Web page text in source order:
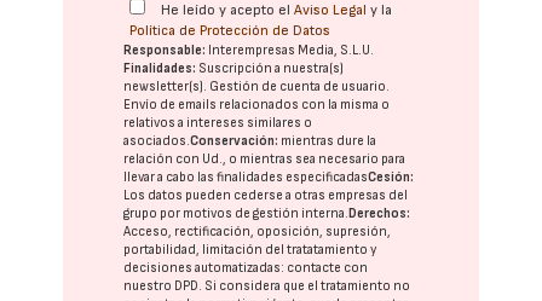
He leído y acepto elAviso Legal y la
Política de Protección de Datos
Responsable: Interempresas Media, S.L.U.
Finalidades: Suscripción a nuestra(s)
newsletter(s). Gestión de cuenta de usuario.
Envío de emails relacionados con la misma o
relativos a intereses similares o
asociados.Conservación: mientras dure la
relación con Ud., o mientras sea necesario para
llevar a cabo las finalidades especificadasCesión:
Los datos pueden cederse a otras empresas del
grupo por motivos de gestión interna. Derechos:
Acceso, rectificación, oposición, supresión,
portabilidad, limitación del tratatamiento y
decisiones automatizadas: contacte con
nuestro DPD. Si considera que el tratamiento no